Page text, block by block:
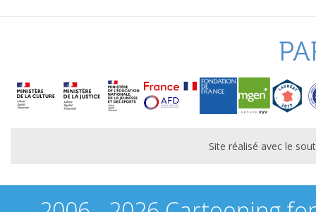
Site réalisé avec le